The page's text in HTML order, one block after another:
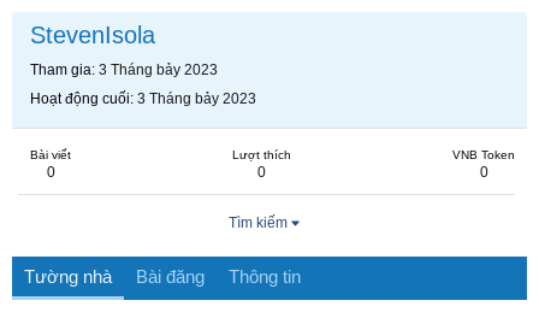
StevenIsola
Tham gia 3 Tháng bảy 2023
Hoạt động cuối 3 Tháng bảy 2023
Bài viết
0
Lượt thích
0
VNB Token
0
Tìm kiếm
Tường nhà Bài đăng Thông tin